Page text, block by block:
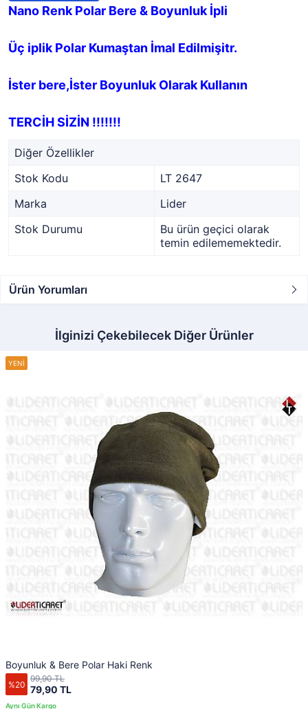
Nano Renk Polar Bere & Boyunluk İpli
Üç iplik Polar Kumaştan İmal Edilmişitr.
İster bere,İster Boyunluk Olarak Kullanın
TERCİH SİZİN !!!!!!!
Diğer Özellikler
Stok Kodu
LT 2647
Marka
Lider
Stok Durumu
Bu ürün geçici olarak
temin edilememektedir.
Ürün Yorumları
İlginizi Çekebilecek Diğer Ürünler
Boyunluk & Bere Polar Haki Renk
%20 79,90 TL
99,90 TL